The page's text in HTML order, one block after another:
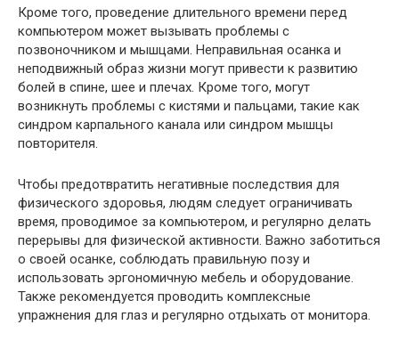
Кроме того, проведение длительного времени перед
компьютером может вызывать проблемы с
позвоночником и мышцами. Неправильная осанка и
неподвижный образ жизни могут привести к развитию
болей в спине, шее и плечах. Кроме того, могут
возникнуть проблемы с кистями и пальцами, такие как
синдром карпального канала или синдром мышцы
повторителя.
Чтобы предотвратить негативные последствия для
физического здоровья, людям следует ограничивать
время, проводимое за компьютером, и регулярно делать
перерывы для физической активности. Важно заботиться
о своей осанке, соблюдать правильную позу и
использовать эргономичную мебель и оборудование.
Также рекомендуется проводить комплексные
упражнения для глаз и регулярно отдыхать от монитора.